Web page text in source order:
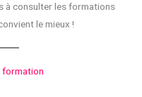
à consulter les formations
le mieux !
formation